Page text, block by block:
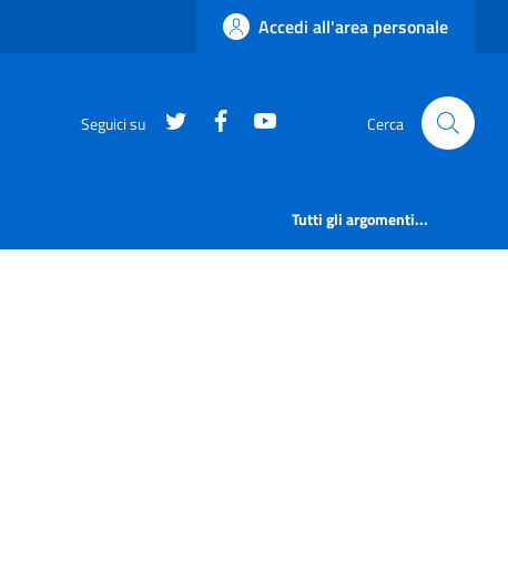
Accedi all'area personale
Seguici su https://twitter.com/comunementana
https://www.facebook.com/
http://www.youtube.com/
Cerca
Tutti gli argomenti...